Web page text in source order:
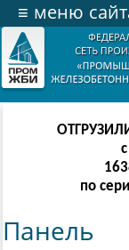
≡ меню
по
Панель